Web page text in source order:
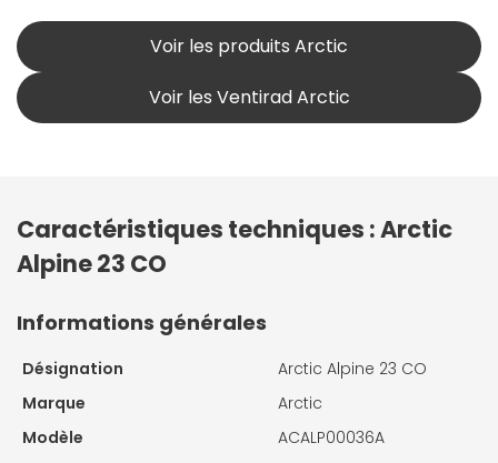
Voir les produits Arctic
Voir les Ventirad Arctic
Caractéristiques techniques : Arctic
Alpine 23 CO
Informations générales
Désignation
Arctic Alpine 23 CO
Marque
Arctic
Modèle
ACALP00036A